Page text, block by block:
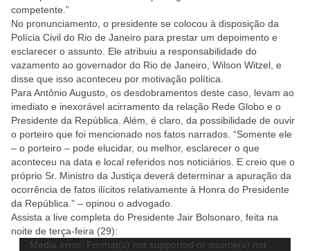
competente.”
No pronunciamento, o presidente se colocou à disposição da
Polícia Civil do Rio de Janeiro para prestar um depoimento e
esclarecer o assunto. Ele atribuiu a responsabilidade do
vazamento ao governador do Rio de Janeiro, Wilson Witzel, e
disse que isso aconteceu por motivação política.
Para Antônio Augusto, os desdobramentos deste caso, levam ao
imediato e inexorável acirramento da relação Rede Globo e o
Presidente da República. Além, é claro, da possibilidade de ouvir
o porteiro que foi mencionado nos fatos narrados. “Somente ele
– o porteiro – pode elucidar, ou melhor, esclarecer o que
aconteceu na data e local referidos nos noticiários. E creio que o
próprio Sr. Ministro da Justiça deverá determinar a apuração da
ocorrência de fatos ilícitos relativamente à Honra do Presidente
da República.” – opinou o advogado.
Assista a live completa do Presidente Jair Bolsonaro, feita na
noite de terça-feira (29):
Tocador
Media error: Format(s) not supported or source(s) not